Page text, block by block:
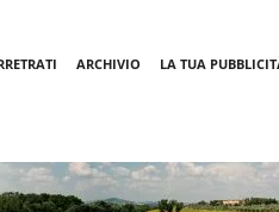
ARCHIVIO LA TUA